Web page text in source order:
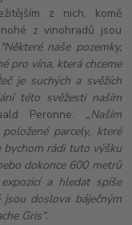
z nich, komě
z vinohradů jsou
"Některé naše pozemky,
pro vína, která chceme
je suchých a svěžích
této svěžesti naším
Peronne. „Naším
parcely, které
bychom rádi tuto výšku
dokonce 600 metrů
a hledat spíše
doslova báječným
Gris“.